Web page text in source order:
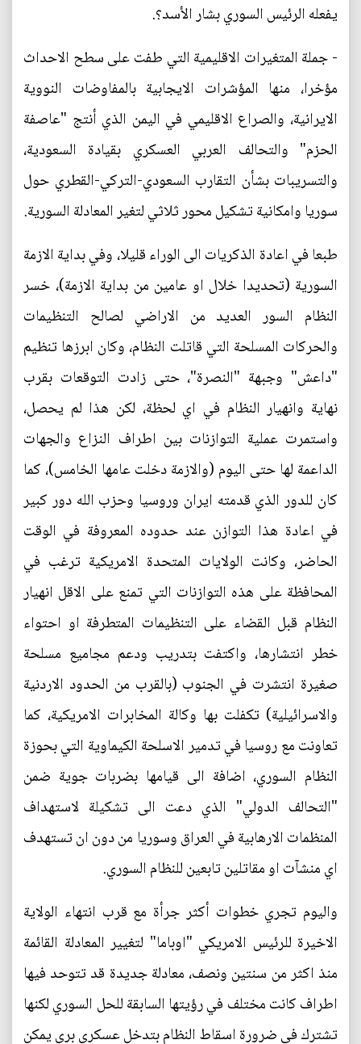
يفعله الرئيس السوري بشار الأسد؟.
- جملة المتغيرات الاقليمية التي طفت على سطح الاحداث
مؤخرا، منها المؤشرات الايجابية بالمفاوضات النووية
الايرانية، والصراع الاقليمي في اليمن الذي أنتج "عاصفة
الحزم" والتحالف العربي العسكري بقيادة السعودية،
والتسريبات بشأن التقارب السعودي-التركي-القطري حول
سوريا وامكانية تشكيل محور ثلاثي لتغير المعادلة السورية.
طبعا في اعادة الذكريات الى الوراء قليلا، وفي بداية الازمة
السورية (تحديدا خلال او عامين من بداية الازمة)، خسر
النظام السور العديد من الاراضي لصالح التنظيمات
والحركات المسلحة التي قاتلت النظام، وكان ابرزها تنظيم
"داعش" وجبهة "النصرة"، حتى زادت التوقعات بقرب
نهاية وانهيار النظام في اي لحظة، لكن هذا لم يحصل،
واستمرت عملية التوازنات بين اطراف النزاع والجهات
الداعمة لها حتى اليوم (والازمة دخلت عامها الخامس)، كما
كان للدور الذي قدمته ايران وروسيا وحزب الله دور كبير
في اعادة هذا التوازن عند حدوده المعروفة في الوقت
الحاضر، وكانت الولايات المتحدة الامريكية ترغب في
المحافظة على هذه التوازنات التي تمنع على الاقل انهيار
النظام قبل القضاء على التنظيمات المتطرفة او احتواء
خطر انتشارها، واكتفت بتدريب ودعم مجاميع مسلحة
صغيرة انتشرت في الجنوب (بالقرب من الحدود الاردنية
والاسرائيلية) تكفلت بها وكالة المخابرات الامريكية، كما
تعاونت مع روسيا في تدمير الاسلحة الكيماوية التي بحوزة
النظام السوري، اضافة الى قيامها بضربات جوية ضمن
"التحالف الدولي" الذي دعت الى تشكيلة لاستهداف
المنظمات الارهابية في العراق وسوريا من دون ان تستهدف
اي منشآت او مقاتلين تابعين للنظام السوري.
واليوم تجري خطوات أكثر جرأة مع قرب انتهاء الولاية
الاخيرة للرئيس الامريكي "اوباما" لتغيير المعادلة القائمة
منذ اكثر من سنتين ونصف، معادلة جديدة قد تتوحد فيها
اطراف كانت مختلف في رؤيتها السابقة للحل السوري لكنها
تشترك في ضرورة اسقاط النظام بتدخل عسكري بري يمكن